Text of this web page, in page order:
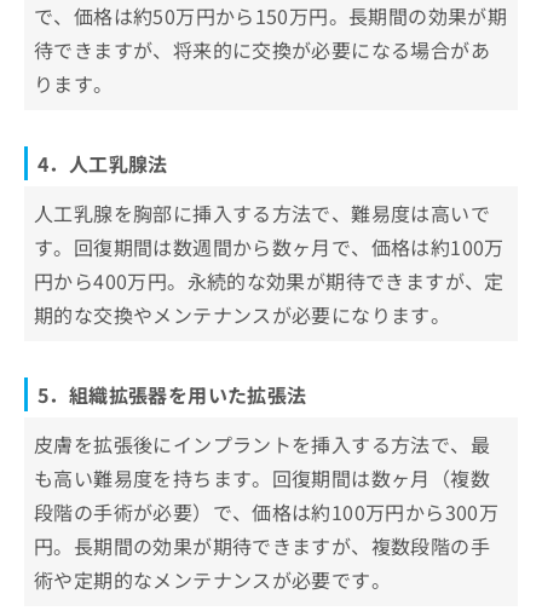
で、価格は約50万円から150万円。長期間の効果が期
待できますが、将来的に交換が必要になる場合があ
ります。
4．人工乳腺法
人工乳腺を胸部に挿入する方法で、難易度は高いで
す。回復期間は数週間から数ヶ月で、価格は約100万
円から400万円。永続的な効果が期待できますが、定
期的な交換やメンテナンスが必要になります。
5．組織拡張器を用いた拡張法
皮膚を拡張後にインプラントを挿入する方法で、最
も高い難易度を持ちます。回復期間は数ヶ月（複数
段階の手術が必要）で、価格は約100万円から300万
円。長期間の効果が期待できますが、複数段階の手
術や定期的なメンテナンスが必要です。